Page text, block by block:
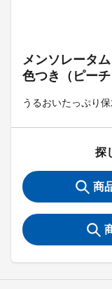
メンソレータ
色つき（ピーチ
うるおいたっぷり
探
商